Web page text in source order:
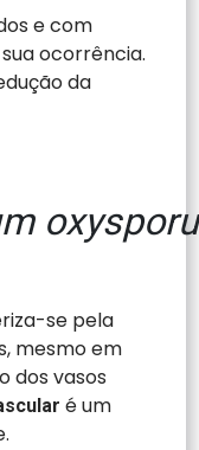
e com
ocorrência.
da
se pela
mesmo em
dos vasos
é um